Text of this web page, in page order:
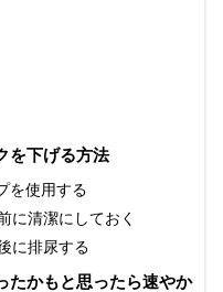
を下げる方法
を使用する
に清潔にしておく
に排尿する
たかもと思ったら速やか